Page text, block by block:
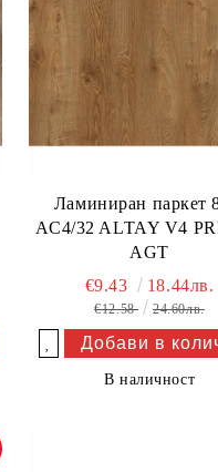
Ламиниран паркет
AC4/32 ALTAY V4
AGT
€9.43 18.44лв.
€12.58 24.60лв.
В наличност